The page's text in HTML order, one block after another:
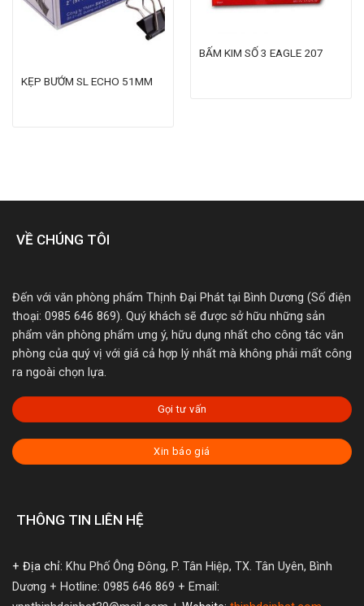
KẸP BƯỚM SL ECHO 51MM
BẤM KIM SỐ 3 EAGLE 207
VỀ CHÚNG TÔI
Đến với văn phòng phẩm Thịnh Đại Phát tại Bình Dương (Số điện
thoại: 0985 646 869). Quý khách sẽ được sở hữu những sản
phẩm văn phòng phẩm ưng ý, hữu dụng nhất cho công tác văn
phòng của quý vị với giá cả hợp lý nhất mà không phải mất công
ra ngoài chọn lựa.
Gọi tư vấn
Xin báo giá
THÔNG TIN LIÊN HỆ
+ Địa chỉ: Khu Phố Ông Đông, P. Tân Hiệp, TX. Tân Uyên, Bình
Dương + Hotline: 0985 646 869 + Email: